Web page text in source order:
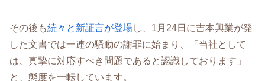
その後も続々と新証言が登場し、1月24日に吉本興業が発
した文書では一連の騒動の謝罪に始まり、「当社として
は、真摯に対応すべき問題であると認識しております」
と、態度を一転しています。